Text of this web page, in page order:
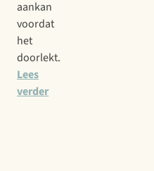
aankan
voordat
het
doorlekt.
Lees
verder